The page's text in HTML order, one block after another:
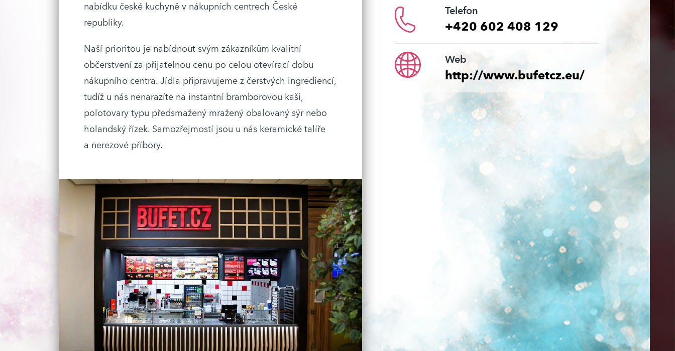
nabídku české kuchyně v nákupních centrech České
republiky.
Naší prioritou je nabídnout svým zákazníkům kvalitní
občerstvení za přijatelnou cenu po celou otevírací dobu
nákupního centra. Jídla připravujeme z čerstvých ingrediencí,
tudíž u nás nenarazíte na instantní bramborovou kaši,
polotovary typu předsmažený mražený obalovaný sýr nebo
holandský řízek. Samozřejmostí jsou u nás keramické talíře
a nerezové příbory.
Telefon
+420 602 408 129
Web
http://www.bufetcz.eu/